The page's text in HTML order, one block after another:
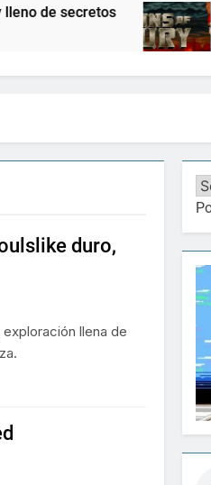
Guns of Fury – El
7 Meses Atrás
duro,
llena de